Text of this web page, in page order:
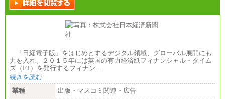
226,600円～390,100円（勤務地域等により異なりま
す）
・ご経験やスキルを考慮し、選考の中で決定いたし
ます。
・試用期間中も同額支給します。
「日経電子版」をはじめとするデジタル領域、グローバル展開にも
力を入れ、２０１５年には英国の有力経済紙フィナンシャル・タイム
ズ（FT）を発行するフィナン…
続きを読む
業種
出版・マスコミ関連・広告